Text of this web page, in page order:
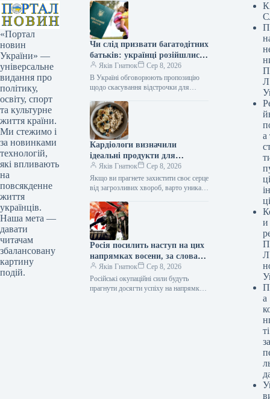
«Портал
новин
України» —
універсальне
видання про
політику,
освіту, спорт
та культурне
життя країни.
Ми стежимо і
за новинками
технологій,
які впливають
на
повсякденне
життя
українців.
Наша мета —
давати
читачам
збалансовану
картину
подій.
Чи слід призвати багатодітних
батьків: українці розійшлися
у своїх дискусіях
Яків Гнатюк
Сер 8, 2026
В Україні обговорюють пропозицію
щодо скасування відстрочки для
відреагували на це відомі українці,
військовослужбовці…
Кардіологи визначили
ідеальні продукти для
серцево-судинного здоров’я на
сніданок.
Яків Гнатюк
Сер 8, 2026
Якщо ви прагнете захистити своє серце
від загрозливих хвороб, варто уникати
ранковий раціон належними
цільнозерновими пластівцями
з корисними…
Росія посилить наступ на цих
напрямках восени, за словами
Жоріна
Яків Гнатюк
Сер 8, 2026
Російські окупаційні сили будуть
прагнути досягти успіху на напрямках
Л
а
ці
и
а